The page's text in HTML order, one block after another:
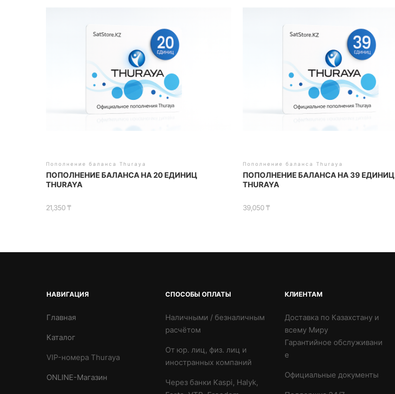
Пополнение баланса Thuraya
ПОПОЛНЕНИЕ БАЛАНСА НА 20 ЕДИНИЦ
THURAYA
21,350₸
Пополнение баланса Thuraya
ПОПОЛНЕНИЕ БАЛАНСА НА 39 ЕДИНИЦ
THURAYA
39,050₸
НАВИГАЦИЯ
Главная
Каталог
VIP-номера Thuraya
ONLINE-Магазин
СПОСОБЫ ОПЛАТЫ
Наличными / безналичным
расчётом
От юр. лиц, физ. лиц и
иностранных компаний
Через банки Kaspi, Halyk,
КЛИЕНТАМ
Доставка по Казахстану и
всему Миру
Гарантийное обслуживани
е
Официальные документы